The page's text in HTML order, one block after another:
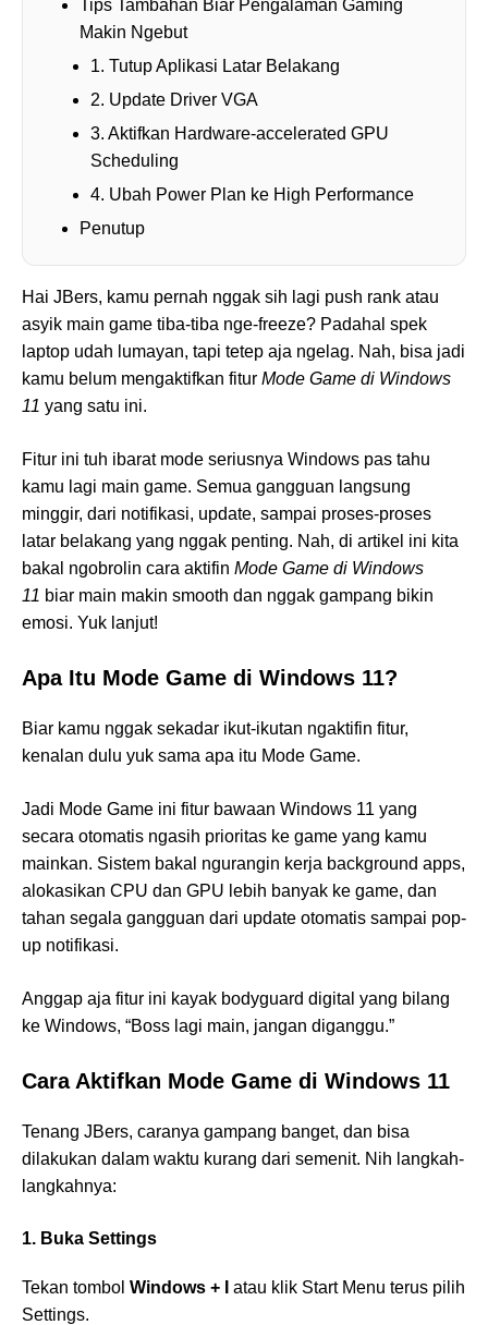
Tips Tambahan Biar Pengalaman Gaming
Makin Ngebut
1. Tutup Aplikasi Latar Belakang
2. Update Driver VGA
3. Aktifkan Hardware-accelerated GPU
Scheduling
4. Ubah Power Plan ke High Performance
Penutup
Hai JBers, kamu pernah nggak sih lagi push rank atau
asyik main game tiba-tiba nge-freeze? Padahal spek
laptop udah lumayan, tapi tetep aja ngelag. Nah, bisa jadi
kamu belum mengaktifkan fitur Mode Game di Windows
11 yang satu ini.
Fitur ini tuh ibarat mode seriusnya Windows pas tahu
kamu lagi main game. Semua gangguan langsung
minggir, dari notifikasi, update, sampai proses-proses
latar belakang yang nggak penting. Nah, di artikel ini kita
bakal ngobrolin cara aktifin Mode Game di Windows
11 biar main makin smooth dan nggak gampang bikin
emosi. Yuk lanjut!
Apa Itu Mode Game di Windows 11?
Biar kamu nggak sekadar ikut-ikutan ngaktifin fitur,
kenalan dulu yuk sama apa itu Mode Game.
Jadi Mode Game ini fitur bawaan Windows 11 yang
secara otomatis ngasih prioritas ke game yang kamu
mainkan. Sistem bakal ngurangin kerja background apps,
alokasikan CPU dan GPU lebih banyak ke game, dan
tahan segala gangguan dari update otomatis sampai pop-
up notifikasi.
Anggap aja fitur ini kayak bodyguard digital yang bilang
ke Windows, “Boss lagi main, jangan diganggu.”
Cara Aktifkan Mode Game di Windows 11
Tenang JBers, caranya gampang banget, dan bisa
dilakukan dalam waktu kurang dari semenit. Nih langkah-
langkahnya:
1. Buka Settings
Tekan tombol Windows + I
atau klik Start Menu terus pilih
Settings.